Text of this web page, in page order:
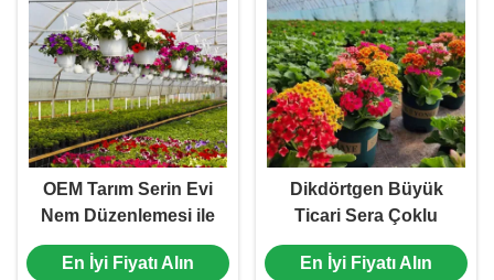
OEM Tarım Serin Evi
Nem Düzenlemesi ile
Ticari Cam Serin Evi
En İyi Fiyatı Alın
Dikdörtgen Büyük
Ticari Sera Çoklu
Kapsamlı Tarım Sera
En İyi Fiyatı Alın